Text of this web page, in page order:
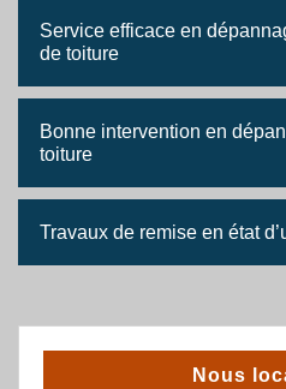
Service efficace en
de toiture
Bonne intervention en
toiture
Travaux de remise en état
Nous